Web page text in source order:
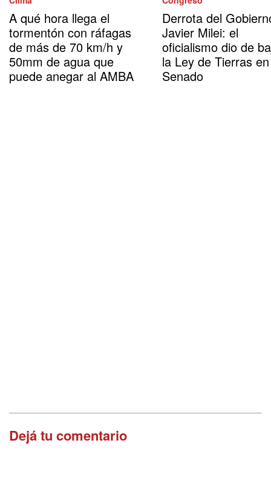
A qué hora llega el
tormentón con ráfagas
de más de 70 km/h y
50mm de agua que
puede anegar al AMBA
Derrota del
Javier Milei: el
oficialismo dio de
la Ley de Tierras
Senado
Dejá tu comentario